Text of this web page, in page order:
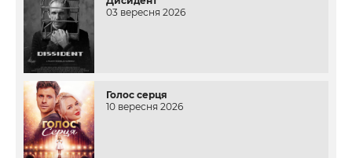
03 вересня 2026
Голос серця
10 вересня 2026